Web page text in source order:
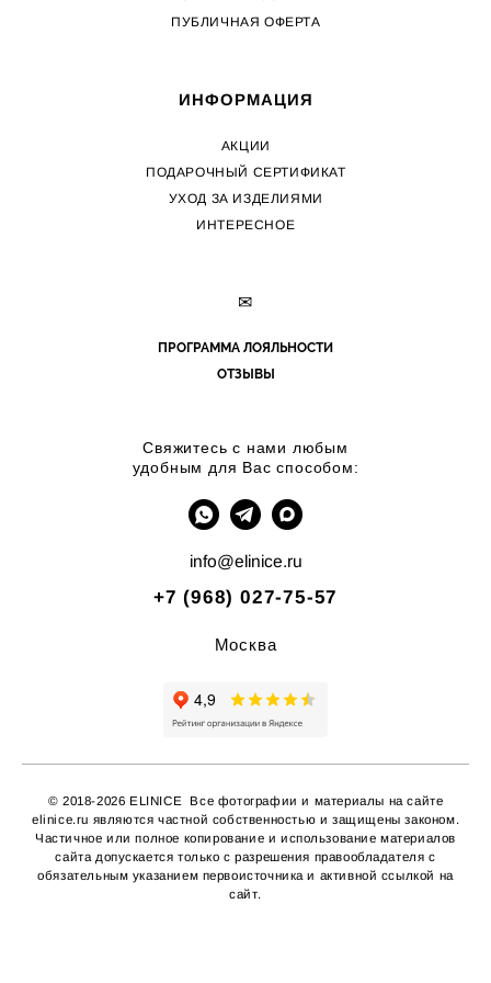
ПУБЛИЧНАЯ ОФЕРТА
ИНФОРМАЦИЯ
АКЦИИ
ПОДАРОЧНЫЙ СЕРТИФИКАТ
УХОД ЗА ИЗДЕЛИЯМИ
ИНТЕРЕСНОЕ
✉
ПРОГРАММА ЛОЯЛЬНОСТИ
ОТЗЫВЫ
Свяжитесь с нами любым
удобным для Вас способом:
info@elinice.ru
+7 (968) 027-75-57
Москва
© 2018-2026 ELINICE Все фотографии и материалы на сайте
elinice.ru являются частной собственностью и защищены законом.
Частичное или полное копирование и использование материалов
сайта допускается только с разрешения правообладателя с
обязательным указанием первоисточника и активной ссылкой на
сайт.